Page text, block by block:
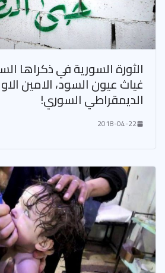
الثورة السورية في ذكراها
غياث عيون السود، الامين
الديمقراطي السوري!
2018-04-22